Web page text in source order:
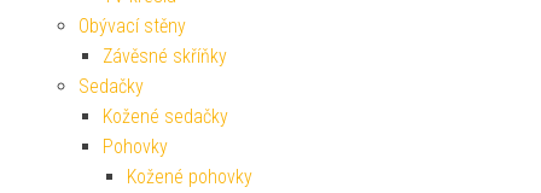
Obývací stěny
Závěsné skříňky
Sedačky
Kožené sedačky
Pohovky
Kožené pohovky